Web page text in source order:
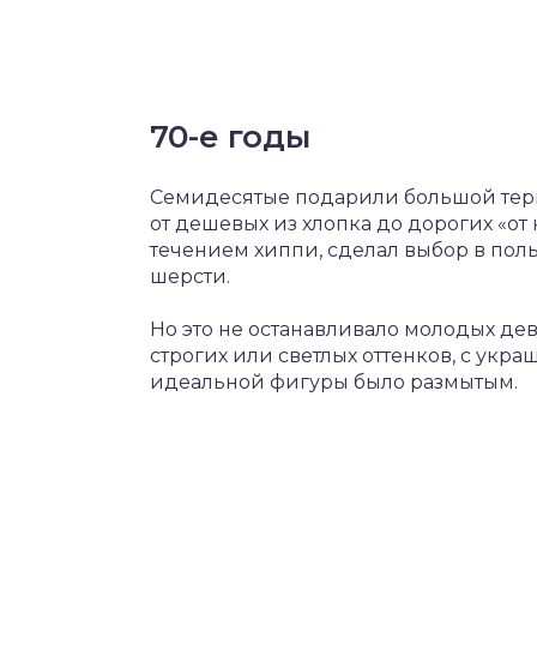
70-е годы
Семидесятые подарили большой
от дешевых из хлопка до дорогих
течением хиппи, сделал выбор в
шерсти.
Но это не останавливало молодых
строгих или светлых оттенков, с
идеальной фигуры было размытым.